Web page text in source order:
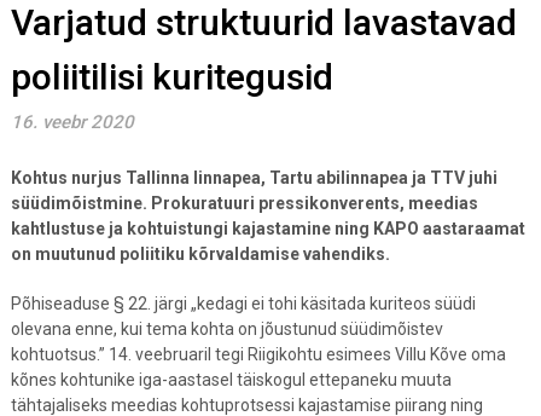
Varjatud struktuurid lavastavad
poliitilisi kuritegusid
16. veebr 2020
Kohtus nurjus Tallinna linnapea, Tartu abilinnapea ja TTV juhi
süüdimõistmine. Prokuratuuri pressikonverents, meedias
kahtlustuse ja kohtuistungi kajastamine ning KAPO aastaraamat
on muutunud poliitiku kõrvaldamise vahendiks.
Põhiseaduse § 22. järgi „kedagi ei tohi käsitada kuriteos süüdi
olevana enne, kui tema kohta on jõustunud süüdimõistev
kohtuotsus.” 14. veebruaril tegi Riigikohtu esimees Villu Kõve oma
kõnes kohtunike iga-aastasel täiskogul ettepaneku muuta
tähtajaliseks meedias kohtuprotsessi kajastamise piirang ning